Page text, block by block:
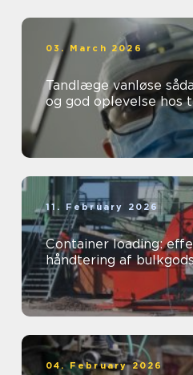
03. March 2026
Tandlæge vanløse sådan får du en tryg
og god oplevelse hos
11. February 2026
Container loading:
håndtering af
04. February 2026